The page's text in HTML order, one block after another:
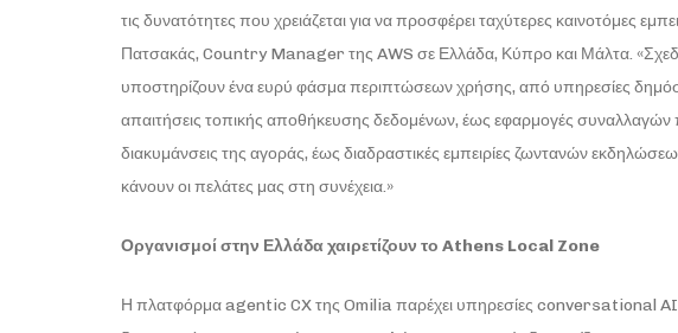
τις δυνατότητες που χρειάζεται για να προσφέρει ταχύτερες καινοτόμες
Πατσακάς, Country Manager της AWS σε Ελλάδα, Κύπρο και Μάλτα.
υποστηρίζουν ένα ευρύ φάσμα περιπτώσεων χρήσης, από υπηρεσίες
απαιτήσεις τοπικής αποθήκευσης δεδομένων, έως εφαρμογές συναλλαγών
διακυμάνσεις της αγοράς, έως διαδραστικές εμπειρίες ζωντανών
κάνουν οι πελάτες μας στη συνέχεια.»
Οργανισμοί στην Ελλάδα χαιρετίζουν το Athens Local Zone
Η πλατφόρμα agentic CX της Omilia παρέχει υπηρεσίες conversational AI